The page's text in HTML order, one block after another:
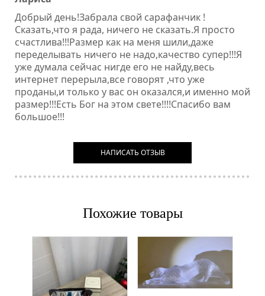
Добрый день!Забрала свой сарафанчик !
Сказать,что я рада, ничего не сказать.Я просто
счастлива!!!Размер как на меня шили,даже
переделывать ничего не надо,качество супер!!!Я
уже думала сейчас нигде его не найду,весь
интернет перерыла,все говорят ,что уже
проданы,и только у вас он оказался,и именно мой
размер!!!Есть Бог на этом свете!!!!Спасибо вам
большое!!!
НАПИСАТЬ ОТЗЫВ
Похожие товары